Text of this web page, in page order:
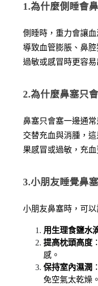
1.為什麼側睡會
側睡時，重力會讓
導致血管膨脹、鼻
過敏或感冒時更容易
2.為什麼鼻塞只
鼻塞只會塞一邊通常
交替充血與消腫，
果感冒或過敏，充
3.小朋友睡覺鼻
小朋友鼻塞時，可以
用生理食鹽水
提高枕頭高度
感。
保持室內濕潤
免空氣太乾燥。